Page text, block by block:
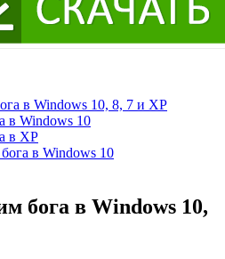
в Windows 10, 8, 7 и XP
в Windows 10
в XP
в Windows 10
бога в Windows 10,